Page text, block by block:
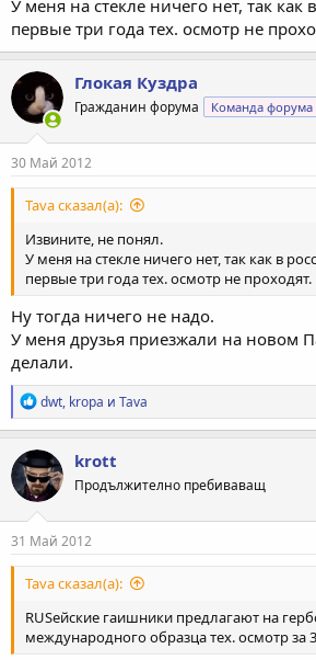
У меня на стекле ничего нет, так как
первые три года тех. осмотр не
Глокая Куздра
Гражданин форума Команда форума
30 Май 2012
Tava сказал(а):
Извините, не понял.
У меня на стекле ничего нет, так как в
первые три года тех. осмотр не проходят.
Ну тогда ничего не надо.
У меня друзья приезжали на новом
делали.
Р
е
а
к
ц
и
и
:
dwt, kropa и Tava
krott
Продължително пребиваващ
31 Май 2012
Tava сказал(а):
RUSейские гаишники предлагают на
международного образца тех. осмотр за